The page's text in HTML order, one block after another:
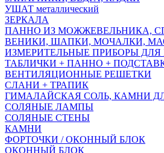
УШАТ металлический
ЗЕРКАЛА
ПАННО ИЗ МОЖЖЕВЕЛЬНИКА,
ВЕНИКИ, ШАПКИ, МОЧАЛКИ,
ИЗМЕРИТЕЛЬНЫЕ ПРИБОРЫ
ТАБЛИЧКИ + ПАННО +
ВЕНТИЛЯЦИОННЫЕ РЕШЕТКИ
СЛАНИ + ТРАПИК
ГИМАЛАЙСКАЯ СОЛЬ, КАМНИ
СОЛЯНЫЕ ЛАМПЫ
СОЛЯНЫЕ СТЕНЫ
КАМНИ
ФОРТОЧКИ / ОКОННЫЙ БЛОК
ОКОННЫЙ БЛОК